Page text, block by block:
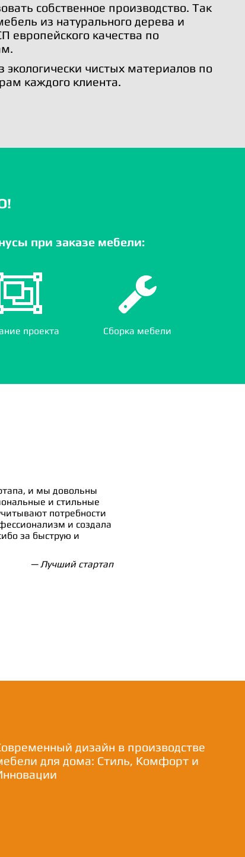
собственное производство. Так
из натурального дерева и
европейского качества по
экологически чистых материалов по
каждого клиента.
при заказе мебели:
проекта Сборка мебели
и мы довольны
и стильные
потребности
и создала
за быструю и
— Лучший стартап
дизайн в производстве
для дома: Стиль, Комфорт и